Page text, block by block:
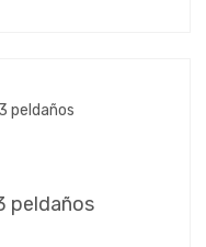
peldaños